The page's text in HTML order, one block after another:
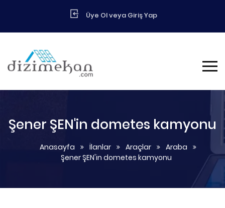
Üye Ol veya Giriş Yap
Şener ŞEN'in dometes kamyonu
Anasayfa İlanlar Araçlar
Araba
Şener ŞEN'in dometes kamyonu